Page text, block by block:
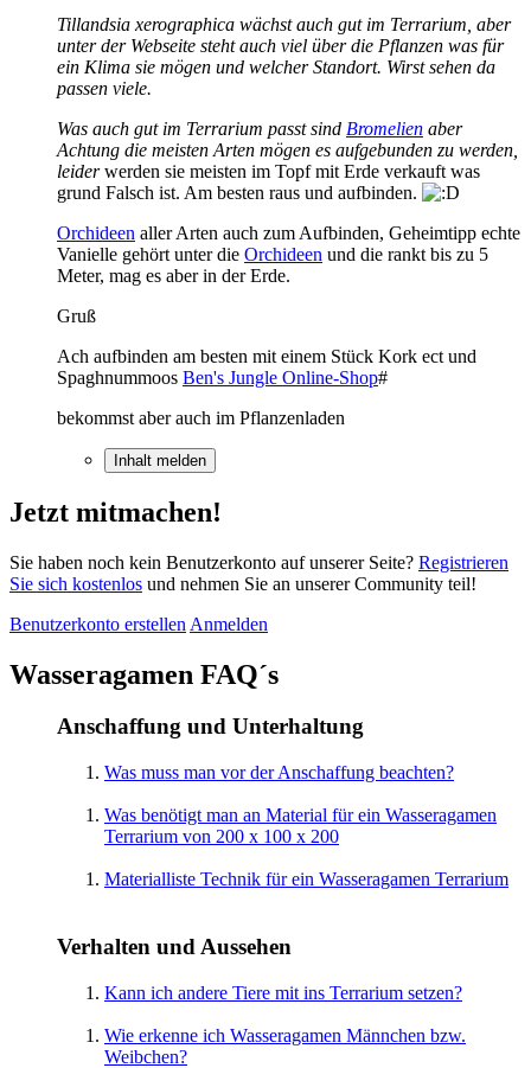
Tillandsia xerographica wächst auch gut im Terrarium, aber
unter der Webseite steht auch viel über die Pflanzen was für
ein Klima sie mögen und welcher Standort. Wirst sehen da
passen viele.
Was auch gut im Terrarium passt sind Bromelien aber
Achtung die meisten Arten mögen es aufgebunden zu werden,
leiderwerden sie meisten im Topf mit Erde verkauft was
grund Falsch ist. Am besten raus und aufbinden.
Orchideen aller Arten auch zum Aufbinden, Geheimtipp echte
Vanielle gehört unter die Orchideen und die rankt bis zu 5
Meter, mag es aber in der Erde.
Gruß
Ach aufbinden am besten mit einem Stück Kork ect und
Spaghnummoos Ben's Jungle Online-Shop#
bekommst aber auch im Pflanzenladen
Inhalt melden
Jetzt mitmachen!
Sie haben noch kein Benutzerkonto auf unserer Seite? Registrieren
Sie sich kostenlos und nehmen Sie an unserer Community teil!
Benutzerkonto erstellen Anmelden
Wasseragamen FAQ´s
Anschaffung und Unterhaltung
Was muss man vor der Anschaffung beachten?
Was benötigt man an Material für ein Wasseragamen
Terrarium von 200 x 100 x 200
Materialliste Technik für ein Wasseragamen Terrarium
Verhalten und Aussehen
Kann ich andere Tiere mit ins Terrarium setzen?
Wie erkenne ich Wasseragamen Männchen bzw.
Weibchen?